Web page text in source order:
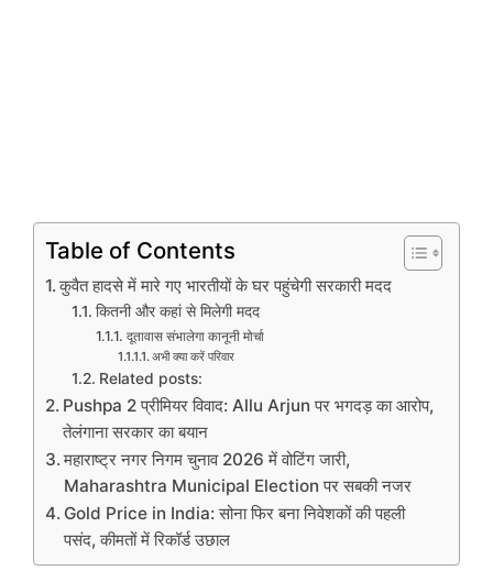
Table of Contents
कुवैत हादसे में मारे गए भारतीयों के घर पहुंचेगी सरकारी मदद
कितनी और कहां से मिलेगी मदद
दूतावास संभालेगा कानूनी मोर्चा
अभी क्या करें परिवार
Related posts:
Pushpa 2 प्रीमियर विवाद: Allu Arjun पर भगदड़ का आरोप,
तेलंगाना सरकार का बयान
महाराष्ट्र नगर निगम चुनाव 2026 में वोटिंग जारी,
Maharashtra Municipal Election पर सबकी नजर
Gold Price in India: सोना फिर बना निवेशकों की पहली
पसंद, कीमतों में रिकॉर्ड उछाल